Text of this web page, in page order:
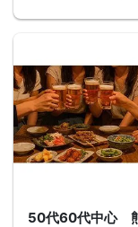
50代60代中心